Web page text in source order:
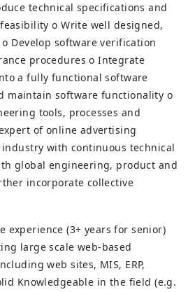
technical specifications and
o Write well designed,
Develop software verification
procedures o Integrate
a fully functional software
maintain software functionality o
tools, processes and
of online advertising
with continuous technical
global engineering, product and
incorporate collective
experience (3+ years for senior)
large scale web-based
web sites, MIS, ERP,
Knowledgeable in the field (e.g.